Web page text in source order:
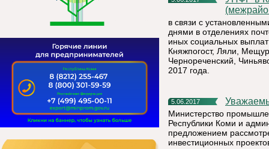
в связи с
днями в отделениях
иных социальных
Княжпогост, Ляли,
Чернореченский,
2017 года.
5.06.2017
Министерство
Республики Коми и
предложением
инвестиционных